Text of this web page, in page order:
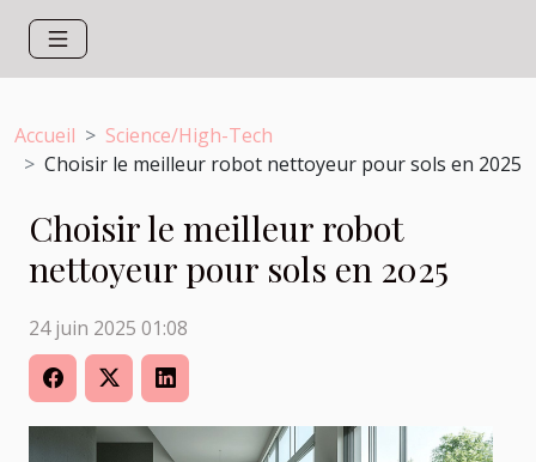
Accueil
Science/High-Tech
Choisir le meilleur robot nettoyeur pour sols en 2025
Choisir le meilleur robot
nettoyeur pour sols en 2025
24 juin 2025 01:08